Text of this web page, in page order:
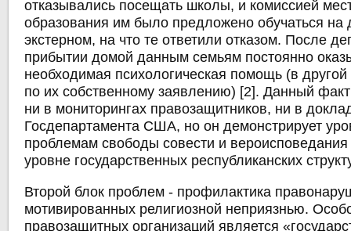
отказывались посещать школы, и комиссией
образования им было предложено обучаться на
экстерном, на что те ответили отказом. После
прибытии домой данным семьям постоянно
необходимая психологическая помощь (в
по их собственному заявлению) [2]. Данный
ни в мониторингах правозащитников, ни в
Госдепартамента США, но он демонстрирует
проблемам свободы совести и вероисповедания
уровне государственных республиканских
Второй блок проблем - профилактика
мотивированных религиозной неприязнью.
правозащитных организаций является